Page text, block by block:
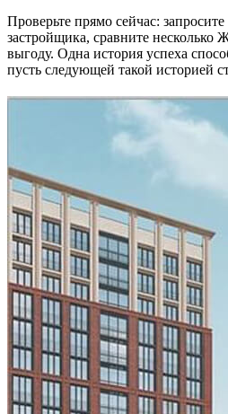
Проверьте прямо сейчас:
застройщика, сравните
выгоду. Одна история успеха
пусть следующей такой историей